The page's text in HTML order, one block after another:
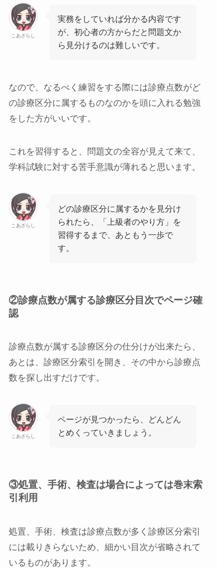
こあざらし
実務をしていれば分かる内容です
が、初心者の方からだと問題文か
ら見分けるのは難しいです。
なので、なるべく 練習をする際には診療点数がど
の診療区分に属するものなのかを頭に入れる勉強
をした方がいいです。
これを習得すると、問題文の全容が見えて来て、
学科試験に対する苦手意識が薄れると思います。
こあざらし
どの診療区分に属するかを見分け
られたら、「上級者のやり方」を
習得するまで、あともう一歩で
す。
②診療点数が属する診療区分目次でページ確
認
診療点数が属する診療区分の仕分けが出来たら、
あとは、診療区分索引を開き、その中から診療点
数を探し出すだけです。
こあざらし
ページが見つかったら、どんどん
とめくっていきましょう。
③処置、手術、検査は場合によっては巻末索
引利用
処置、手術、検査は診療点数が多く診療区分索引
には載りきらないため、細かい目次が省略されて
いるものがあります。